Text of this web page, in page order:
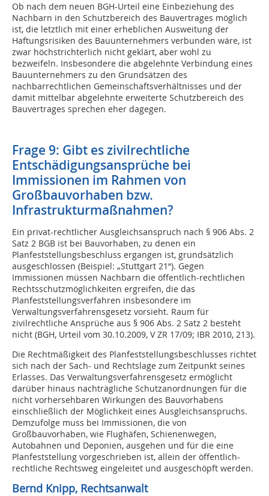
Ob nach dem neuen BGH-Urteil eine Einbeziehung des
Nachbarn in den Schutzbereich des Bauvertrages möglich
ist, die letztlich mit einer erheblichen Ausweitung der
Haftungsrisiken des Bauunternehmers verbunden wäre, ist
zwar höchstrichterlich nicht geklärt, aber wohl zu
bezweifeln. Insbesondere die abgelehnte Verbindung eines
Bauunternehmers zu den Grundsätzen des
nachbarrechtlichen Gemeinschaftsverhältnisses und der
damit mittelbar abgelehnte erweiterte Schutzbereich des
Bauvertrages sprechen eher dagegen.
Frage 9: Gibt es zivilrechtliche
Entschädigungsansprüche bei
Immissionen im Rahmen von
Großbauvorhaben bzw.
Infrastrukturmaßnahmen?
Ein privat-rechtlicher Ausgleichsanspruch nach § 906 Abs. 2
Satz 2 BGB ist bei Bauvorhaben, zu denen ein
Planfeststellungsbeschluss ergangen ist, grundsätzlich
ausgeschlossen (Beispiel: „Stuttgart 21“). Gegen
Immissionen müssen Nachbarn die öffentlich-rechtlichen
Rechtsschutzmöglichkeiten ergreifen, die das
Planfeststellungsverfahren insbesondere im
Verwaltungsverfahrensgesetz vorsieht. Raum für
zivilrechtliche Ansprüche aus § 906 Abs. 2 Satz 2 besteht
nicht (BGH, Urteil vom 30.10.2009, V ZR 17/09; IBR 2010, 213).
Die Rechtmäßigkeit des Planfeststellungsbeschlusses richtet
sich nach der Sach- und Rechtslage zum Zeitpunkt seines
Erlasses. Das Verwaltungsverfahrensgesetz ermöglicht
darüber hinaus nachträgliche Schutzanordnungen für die
nicht vorhersehbaren Wirkungen des Bauvorhabens
einschließlich der Möglichkeit eines Ausgleichsanspruchs.
Demzufolge muss bei Immissionen, die von
Großbauvorhaben, wie Flughäfen, Schienenwegen,
Autobahnen und Deponien, ausgehen und für die eine
Planfeststellung vorgeschrieben ist, allein der öffentlich-
rechtliche Rechtsweg eingeleitet und ausgeschöpft werden.
Bernd Knipp, Rechtsanwalt